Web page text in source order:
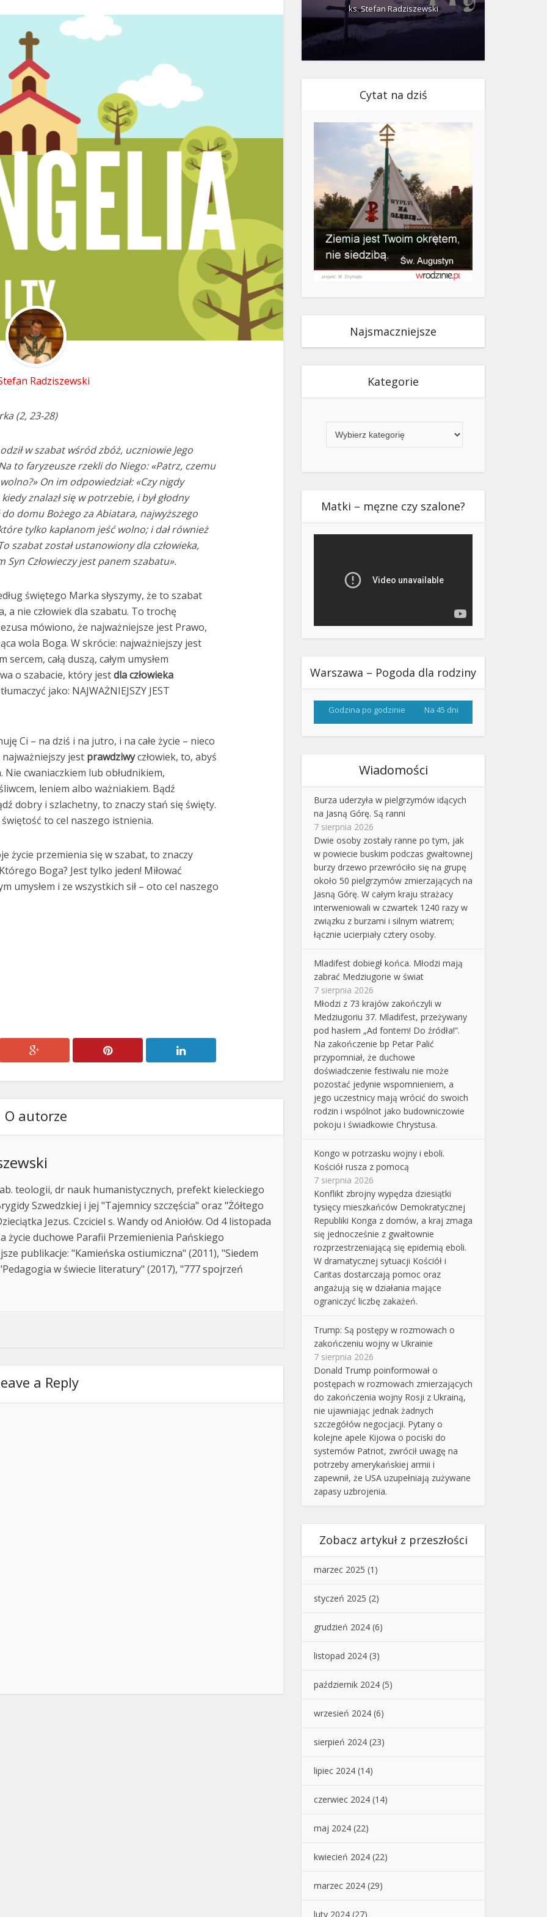
Radziszewski
(2, 23-28)
w szabat wśród zbóż, uczniowie Jego
to faryzeusze rzekli do Niego: «Patrz, czemu
On im odpowiedział: «Czy nigdy
znalazł się w potrzebie, i był głodny
do domu Bożego za Abiatara, najwyższego
tylko kapłanom jeść wolno; i dał również
szabat został ustanowiony dla człowieka,
Syn Człowieczy jest panem szabatu».
świętego Marka słyszymy, że to szabat
a nie człowiek dla szabatu. To trochę
mówiono, że najważniejsze jest Prawo,
wola Boga. W skrócie: najważniejszy jest
sercem, całą duszą, całym umysłem
o szabacie, który jestdla człowieka
jako: NAJWAŻNIEJSZY JEST
Ci – na dziś i na jutro, i na całe życie – nieco
jest prawdziwyczłowiek, to, abyś
Nie cwaniaczkiem lub obłudnikiem,
leniem albo ważniakiem. Bądź
dobry i szlachetny, to znaczy stań się święty.
to cel naszego istnienia.
życie przemienia się w szabat, to znaczy
Boga? Jest tylko jeden! Miłować
umysłem i ze wszystkich sił – oto cel naszego
O autorze
teologii, dr nauk humanistycznych, prefekt kieleckiego
Szwedzkiej i jej "Tajemnicy szczęścia" oraz "Żółtego
Jezus. Czciciel s. Wandy od Aniołów. Od 4 listopada
życie duchowe Parafii Przemienienia Pańskiego
publikacje: "Kamieńska ostiumiczna" (2011), "Siedem
w świecie literatury" (2017), "777 spojrzeń
a Reply
ks. Stefan Radziszewski
Cytat na dziś
Najsmaczniejsze
Kategorie
Matki – męzne czy szalone?
Warszawa – Pogoda dla rodziny
Godzina po godzinie Na 45 dni
Wiadomości
Burza uderzyła w pielgrzymów idących
na Jasną Górę. Są ranni
7 sierpnia 2026
Dwie osoby zostały ranne po tym, jak
w powiecie buskim podczas gwałtownej
burzy drzewo przewróciło się na grupę
około 50 pielgrzymów zmierzających na
Jasną Górę. W całym kraju strażacy
interweniowali w czwartek 1240 razy w
związku z burzami i silnym wiatrem;
łącznie ucierpiały cztery osoby.
Mladifest dobiegł końca. Młodzi mają
zabrać Medziugorie w świat
7 sierpnia 2026
Młodzi z 73 krajów zakończyli w
Medziugoriu 37. Mladifest, przeżywany
pod hasłem „Ad fontem! Do źródła!”.
Na zakończenie bp Petar Palić
przypomniał, że duchowe
doświadczenie festiwalu nie może
pozostać jedynie wspomnieniem, a
jego uczestnicy mają wrócić do swoich
rodzin i wspólnot jako budowniczowie
pokoju i świadkowie Chrystusa.
Kongo w potrzasku wojny i eboli.
Kościół rusza z pomocą
7 sierpnia 2026
Konflikt zbrojny wypędza dziesiątki
tysięcy mieszkańców Demokratycznej
Republiki Konga z domów, a kraj zmaga
się jednocześnie z gwałtownie
rozprzestrzeniającą się epidemią eboli.
W dramatycznej sytuacji Kościół i
Caritas dostarczają pomoc oraz
angażują się w działania mające
ograniczyć liczbę zakażeń.
Trump: Są postępy w rozmowach o
zakończeniu wojny w Ukrainie
7 sierpnia 2026
Donald Trump poinformował o
postępach w rozmowach zmierzających
do zakończenia wojny Rosji z Ukrainą,
nie ujawniając jednak żadnych
szczegółów negocjacji. Pytany o
kolejne apele Kijowa o pociski do
systemów Patriot, zwrócił uwagę na
potrzeby amerykańskiej armii i
zapewnił, że USA uzupełniają zużywane
zapasy uzbrojenia.
Zobacz artykuł z przeszłości
marzec 2025 (1)
styczeń 2025 (2)
grudzień 2024 (6)
listopad 2024 (3)
październik 2024 (5)
wrzesień 2024 (6)
sierpień 2024 (23)
lipiec 2024 (14)
czerwiec 2024 (14)
maj 2024 (22)
kwiecień 2024 (22)
marzec 2024 (29)
luty 2024 (27)